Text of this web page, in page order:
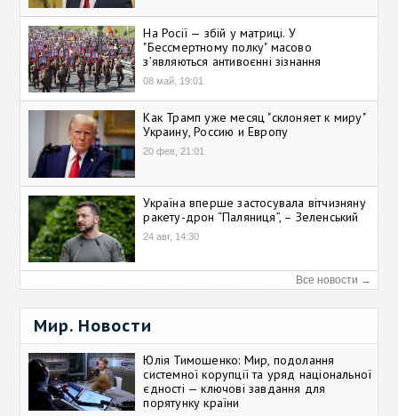
На Росії — збій у матриці. У
"Бессмертному полку" масово
зʼявляються антивоєнні зізнання
08 май, 19:01
Как Трамп уже месяц "склоняет к миру"
Украину, Россию и Европу
20 фев, 21:01
Україна вперше застосувала вітчизняну
ракету-дрон “Паляниця”, – Зеленський
24 авг, 14:30
Все новости →
Мир. Новости
Юлія Тимошенко: Мир, подолання
системної корупції та уряд національної
єдності — ключові завдання для
порятунку країни